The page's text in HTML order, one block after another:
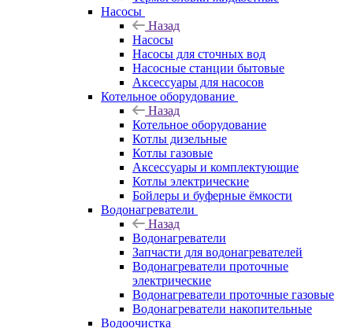
Насосы
Назад
Насосы
Насосы для сточных вод
Насосные станции бытовые
Аксессуары для насосов
Котельное оборудование
Назад
Котельное оборудование
Котлы дизельные
Котлы газовые
Аксессуары и комплектующие
Котлы электрические
Бойлеры и буферные ёмкости
Водонагреватели
Назад
Водонагреватели
Запчасти для водонагревателей
Водонагреватели проточные
электрические
Водонагреватели проточные газовые
Водонагреватели накопительные
Водоочистка